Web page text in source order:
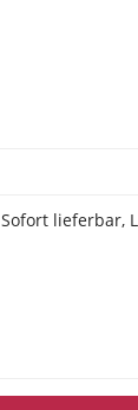
Sofort lieferbar,